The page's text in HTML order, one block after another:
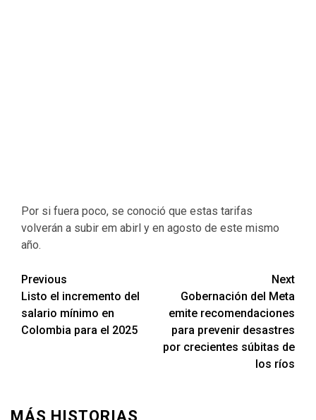
Por si fuera poco, se conoció que estas tarifas
volverán a subir em abirl y en agosto de este mismo
año.
Previous
Listo el incremento del
salario mínimo en
Colombia para el 2025
Next
Gobernación del Meta
emite recomendaciones
para prevenir desastres
por crecientes súbitas de
los ríos
MÁS HISTORIAS